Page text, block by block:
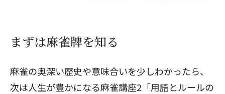
まずは麻雀牌を知る
麻雀の奥深い歴史や意味合いを少しわかったら、
次は人生が豊かになる麻雀講座2「用語とルールの